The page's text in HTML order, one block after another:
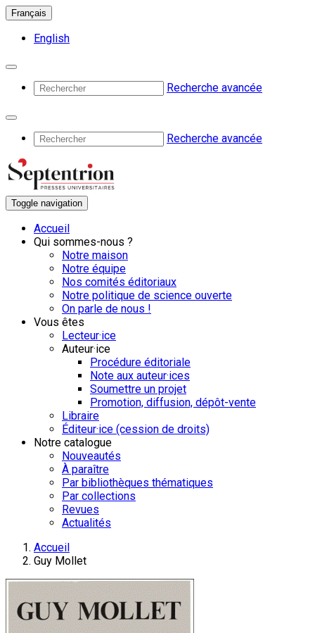
Français
English
Recherche avancée
Recherche avancée
Toggle navigation
Accueil
Qui sommes-nous ?
Notre maison
Notre équipe
Nos comités éditoriaux
Notre politique de science ouverte
On parle de nous !
Vous êtes
Lecteur·ice
Auteur·ice
Procédure éditoriale
Note aux auteur·ices
Soumettre un projet
Promotion, diffusion, dépôt-vente
Libraire
Éditeur·ice (cession de droits)
Notre catalogue
Nouveautés
À paraître
Par bibliothèques thématiques
Par collections
Revues
Actualités
Accueil
Guy Mollet